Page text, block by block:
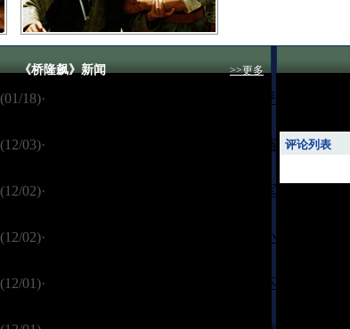
《桥隆飙》新闻 >>更多
(01/18)· 《桥隆飙》收视高 专家：剧好不在乎有
(12/03)· 《桥隆飙》漂亮收官 观众大赞张博演活
(12/02)· 《桥隆飙》好评如潮 张博诠释马定军“给
(12/02)· 《桥隆飙》童瑶演技很给力 网友为小白
(12/01)· 《桥隆飙》播出结束 网友对陈洁赞不绝
评论列表